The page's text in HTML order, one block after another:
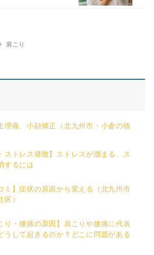
肩こり
理痛、小顔矯正（北九州市・小倉の徳
ストレス発散】ストレスが溜まる、ス
するには
ミ】症状の原因から変える（北九州市
）
り・腰痛の原因】肩こりや腰痛に代表
うして起きるのか？どこに問題がある